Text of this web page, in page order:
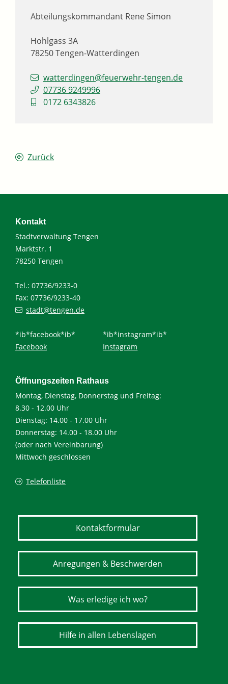
Abteilungskommandant ReneSimon
Hohlgass 3A
78250Tengen-Watterdingen
watterdingen@feuerwehr-tengen.de
07736 9249996
0172 6343826
Zurück
Kontakt
Stadtverwaltung Tengen
Marktstr. 1
78250 Tengen
Tel.: 07736/9233-0
Fax: 07736/9233-40
stadt@tengen.de
*ib*facebook*ib*
Facebook
*ib*instagram*ib*
Instagram
Öffnungszeiten Rathaus
Montag, Dienstag, Donnerstag und Freitag:
8.30 - 12.00 Uhr
Dienstag: 14.00 - 17.00 Uhr
Donnerstag: 14.00 - 18.00 Uhr
(oder nach Vereinbarung)
Mittwoch geschlossen
Telefonliste
Kontaktformular
Anregungen & Beschwerden
Was erledige ich wo?
Hilfe in allen Lebenslagen